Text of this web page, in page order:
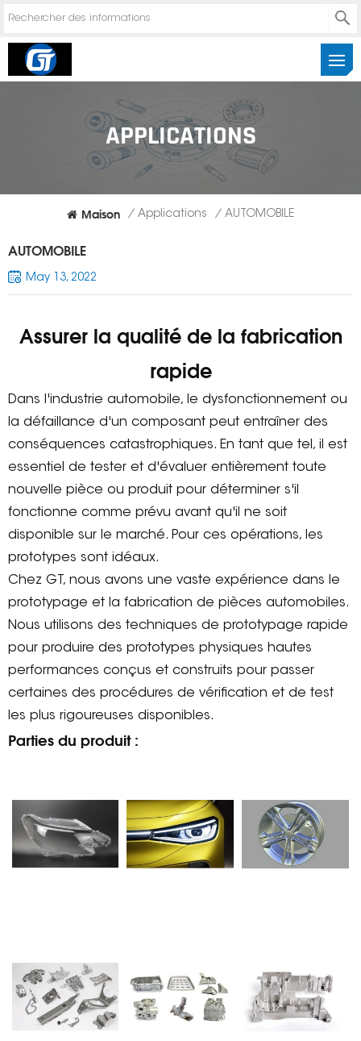
APPLICATIONS
Maison / Applications / AUTOMOBILE
AUTOMOBILE
May 13, 2022
Assurer la qualité de la fabrication
rapide
Dans l'industrie automobile, le dysfonctionnement ou
la défaillance d'un composant peut entraîner des
conséquences catastrophiques. En tant que tel, il est
essentiel de tester et d'évaluer entièrement toute
nouvelle pièce ou produit pour déterminer s'il
fonctionne comme prévu avant qu'il ne soit
disponible sur le marché. Pour ces opérations, les
prototypes sont idéaux.
Chez GT, nous avons une vaste expérience dans le
prototypage et la fabrication de pièces automobiles.
Nous utilisons des techniques de prototypage rapide
pour produire des prototypes physiques hautes
performances conçus et construits pour passer
certaines des procédures de vérification et de test
les plus rigoureuses disponibles.
Parties du produit :